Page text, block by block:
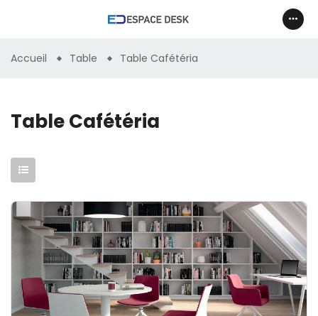
Accueil Table Table Cafétéria
Table Cafétéria